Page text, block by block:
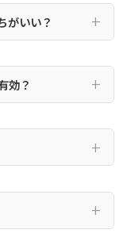
がいい？
効？